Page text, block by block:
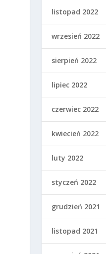
listopad 2022
wrzesień 2022
sierpień 2022
lipiec 2022
czerwiec 2022
kwiecień 2022
luty 2022
styczeń 2022
grudzień 2021
listopad 2021